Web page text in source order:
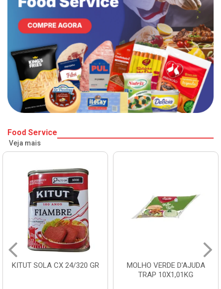
Food Service
Veja mais
KITUT SOLA CX 24/320 GR
MOLHO VERDE D'AJUDA
TRAP 10X1,01KG